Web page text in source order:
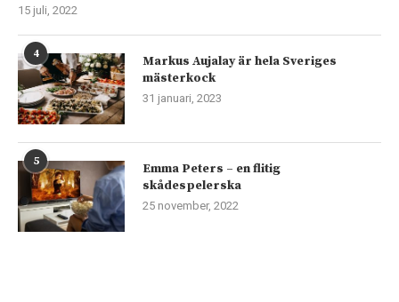
15 juli, 2022
4
Markus Aujalay är hela Sveriges
mästerkock
31 januari, 2023
5
Emma Peters – en flitig
skådespelerska
25 november, 2022